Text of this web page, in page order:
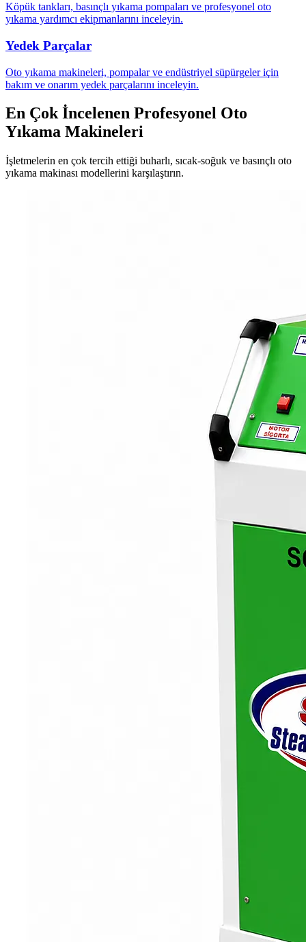
Köpük tankları, basınçlı yıkama pompaları ve profesyonel oto
yıkama yardımcı ekipmanlarını inceleyin.
Yedek Parçalar
Oto yıkama makineleri, pompalar ve endüstriyel süpürgeler için
bakım ve onarım yedek parçalarını inceleyin.
En Çok İncelenen Profesyonel Oto
Yıkama Makineleri
İşletmelerin en çok tercih ettiği buharlı, sıcak-soğuk ve basınçlı oto
yıkama makinası modellerini karşılaştırın.